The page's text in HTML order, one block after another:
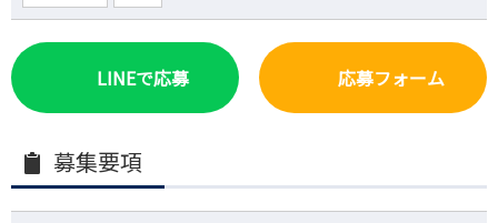
LINEで応募 応募フォーム
募集要項